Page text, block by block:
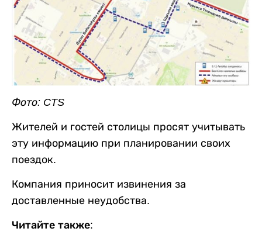
Фото: CTS
Жителей и гостей столицы просят учитывать
эту информацию при планировании своих
поездок.
Компания приносит извинения за
доставленные неудобства.
Читайте также: